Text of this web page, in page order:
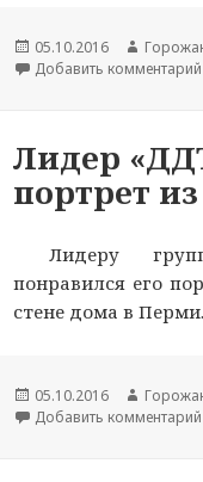
Новость
опубликована
05.10.2016
Автор
новости
Добавить комментарий
Лидер
портрет
Лидеру
понравился его
стене дома в
Новость
опубликована
05.10.2016
Автор
новости
Добавить комментарий